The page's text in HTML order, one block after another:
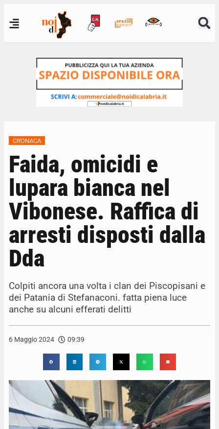
CRONACA
Faida, omicidi e
lupara bianca nel
Vibonese. Raffica di
arresti disposti dalla
Dda
Colpiti ancora una volta i clan dei Piscopisani e
dei Patania di Stefanaconi. fatta piena luce
anche su alcuni efferati delitti
6 Maggio 2024 09:39